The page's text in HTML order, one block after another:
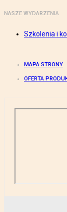
NASZE WYDARZENIA
Szkolenia i
MAPA STRONY
OFERTA